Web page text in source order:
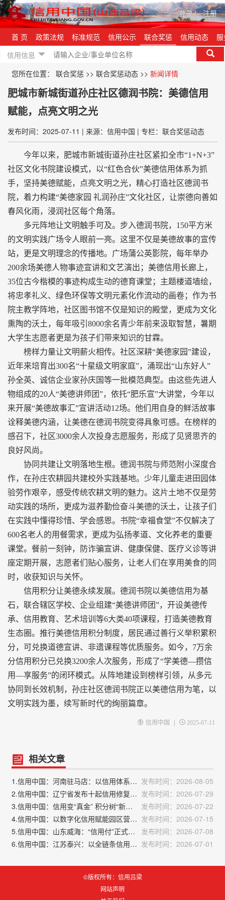
登录| 注册
首 页 政策法规 标准规范 信用公示 联合奖惩 信用动态
信用信息
您所在位置： 联合奖惩 >> 联合奖惩动态 >> 新闻详情
肥城市新城街道孙庄社区德润书院：美德信用
赋能，点亮文明之光
发布时间：2025-07-11 | 来源：信用中国 | 专栏：联合奖惩动态
今年以来，肥城市新城街道孙庄社区紧扣全市“1+N+3”
社区文化书院建设模式，以“红色合伙”美德信用体系为抓
手，坚持美德赋能，点亮文明之光，精心打造社区德润书
院，着力构建“美德家园 礼润孙庄”文化社区，让崇德向善如
春风化雨，浸润社区每个角落。
多元阵地让文明触手可及。步入德润书院，150平方米
的文明实践广场令人眼前一亮。这里不仅是美德故事的宣传
站，更是文明理念的传播地。广场蒲公英影院，每年举办
200余场美德人物事迹宣讲和文艺演出；美德信用长廊上，
35位古今楷模的事迹构成生动的德育课堂；主题楼道墙绘，
将忠孝礼义、绿色环保等文明元素化作流动的画卷；作为书
院主教学阵地，社区图书馆不仅是知识的殿堂，更成为文化
熏陶的沃土，每年吸引8000余名青少年前来汲取智慧，暑期
大学生志愿者更是为孩子们带来知识的甘霖。
榜样力量让文明薪火相传。社区深耕“美德家园”建设，
近年来培育出300名“十星级文明家庭”，涌现出“山东好人”
孙全英、诚信企业家孙庆国等一批模范典型。由这些先进人
物组成的20人“美德讲师团”，依托“肥乐宣”大讲堂，今年以
来开展“美德故事汇”宣讲活动12场。他们用自身的鲜活故事
诠释美德内涵，让美德在德润书院变得具象可感。在榜样的
感召下，社区3000余人次投身志愿服务，形成了见贤思齐的
良好风尚。
协同共建让文明落地生根。德润书院与师范附小深度合
作，在孙庄农耕园共建校外实践基地。少年儿童走进田园体
验劳作艰辛，感受传统农耕文明的魅力。这片土地不仅是劳
动实践的场所，更成为滋养勤俭奋斗美德的沃土，让孩子们
在实践中懂得珍惜、学会感恩。书院“幸福食堂”不仅解决了
600名老人的用餐需求，更成为弘扬孝道、文化养老的重要
课堂。餐前一刻钟，防诈骗宣讲、健康保健、医疗义诊等讲
座定期开展，志愿者们贴心服务，让老人们在享用美食的同
时，收获知识与关怀。
信用积分让美德永续发展。德润书院以美德信用为基
石，联合辖区学校、企业组建“美德讲师团”，开设美德传
承、信用教育、艺术培训等6大类40项课程，打造美德教育
生态圈。推行美德信用积分制度，居民通过善行义举积累积
分，可兑换道德宣讲、非遗课程等优质服务。如今，7万余
分信用积分已兑换3200余人次服务，形成了“学美德—攒信
用—享服务”的闭环模式。从阵地建设到榜样引领，从多元
协同到长效机制，孙庄社区德润书院正以美德信用为笔，以
文明实践为墨，续写新时代的绚丽篇章。
信用中国 | 2025-07-11
相关文章
1.信用中国：河南驻马店：以信用体系建设打造营商环境“金字招牌” 发布时间：2026-08-05
2.信用中国：辽宁省发布十起信用修复典型案例 发布时间：2026-07-29
3.信用中国：信用变“真金” 积分树“新风”——山东济宁任城区社会信用体系建设观察
发布时间：2026-07-22
4.信用中国：以数字化信用赋能园区营商环境优化升级 发布时间：2026-07-15
5.信用中国：山东威海：“信用付”正式上线
发布时间：2026-07-08
6.信用中国：江苏泰兴：以全链条信用建设赋能营商环境 发布时间：2026-07-01
©版权所有：信用吕梁
网站声明